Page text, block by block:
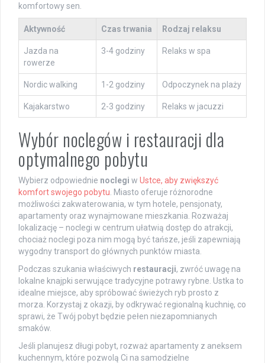
komfortowy sen.
Aktywność Czas trwania Rodzaj relaksu
Jazda na
rowerze
3-4 godziny Relaks w spa
Nordic walking 1-2 godziny Odpoczynek na plaży
Kajakarstwo 2-3 godziny Relaks w jacuzzi
Wybór noclegów i restauracji dla
optymalnego pobytu
Wybierz odpowiednie noclegi w Ustce, aby zwiększyć
komfort swojego pobytu . Miasto oferuje różnorodne
możliwości zakwaterowania, w tym hotele, pensjonaty,
apartamenty oraz wynajmowane mieszkania. Rozważaj
lokalizację – noclegi w centrum ułatwią dostęp do atrakcji,
chociaż noclegi poza nim mogą być tańsze, jeśli zapewniają
wygodny transport do głównych punktów miasta.
Podczas szukania właściwych restauracji, zwróć uwagę na
lokalne knajpki serwujące tradycyjne potrawy rybne. Ustka to
idealne miejsce, aby spróbować świeżych ryb prosto z
morza. Korzystaj z okazji, by odkrywać regionalną kuchnię, co
sprawi, że Twój pobyt będzie pełen niezapomnianych
smaków.
Jeśli planujesz długi pobyt, rozważ apartamenty z aneksem
kuchennym, które pozwolą Ci na samodzielne